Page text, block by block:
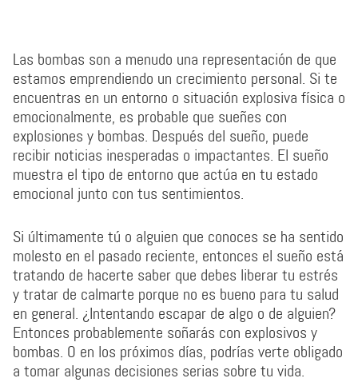
Las bombas son a menudo una representación de que
estamos emprendiendo un crecimiento personal. Si te
encuentras en un entorno o situación explosiva física o
emocionalmente, es probable que sueñes con
explosiones y bombas. Después del sueño, puede
recibir noticias inesperadas o impactantes. El sueño
muestra el tipo de entorno que actúa en tu estado
emocional junto con tus sentimientos.
Si últimamente tú o alguien que conoces se ha sentido
molesto en el pasado reciente, entonces el sueño está
tratando de hacerte saber que debes liberar tu estrés
y tratar de calmarte porque no es bueno para tu salud
en general. ¿Intentando escapar de algo o de alguien?
Entonces probablemente soñarás con explosivos y
bombas. O en los próximos días, podrías verte obligado
a tomar algunas decisiones serias sobre tu vida.